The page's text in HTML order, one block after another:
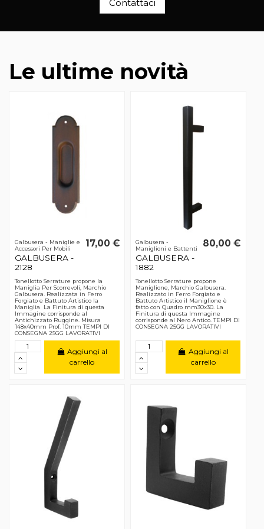
Contattaci
Le ultime novità
Galbusera - Maniglie e
Accessori Per Mobili
GALBUSERA -
2128
17,00 €
Tonellotto Serrature propone la
Maniglia Per Scorrevoli, Marchio
Galbusera. Realizzata in Ferro
Forgiato e Battuto Artistico la
Maniglia La Finitura di questa
Immagine corrisponde al
Antichizzato Ruggine. Misura
148x40mm Prof. 10mm TEMPI DI
CONSEGNA 25GG LAVORATIVI
Aggiungi al
carrello
Galbusera -
Maniglioni e Battenti
GALBUSERA -
1882
80,00 €
Tonellotto Serrature propone
Maniglione, Marchio Galbusera.
Realizzato in Ferro Forgiato e
Battuto Artistico il Maniglione è
fatto con Quadro mm30x30. La
Finitura di questa Immagine
corrisponde al Nero Antico. TEMPI DI
CONSEGNA 25GG LAVORATIVI
Aggiungi al
carrello